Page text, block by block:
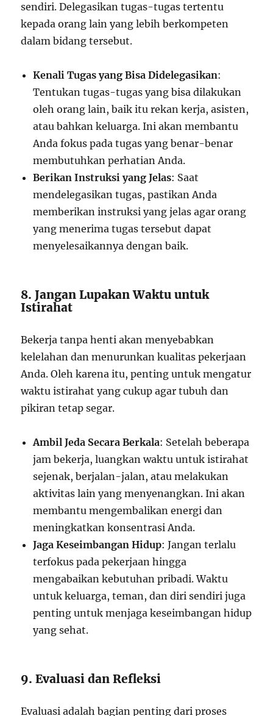
sendiri. Delegasikan tugas-tugas tertentu
kepada orang lain yang lebih berkompeten
dalam bidang tersebut.
Kenali Tugas yang Bisa Didelegasikan:
Tentukan tugas-tugas yang bisa dilakukan
oleh orang lain, baik itu rekan kerja, asisten,
atau bahkan keluarga. Ini akan membantu
Anda fokus pada tugas yang benar-benar
membutuhkan perhatian Anda.
Berikan Instruksi yang Jelas: Saat
mendelegasikan tugas, pastikan Anda
memberikan instruksi yang jelas agar orang
yang menerima tugas tersebut dapat
menyelesaikannya dengan baik.
8. Jangan Lupakan Waktu untuk
Istirahat
Bekerja tanpa henti akan menyebabkan
kelelahan dan menurunkan kualitas pekerjaan
Anda. Oleh karena itu, penting untuk mengatur
waktu istirahat yang cukup agar tubuh dan
pikiran tetap segar.
Ambil Jeda Secara Berkala: Setelah beberapa
jam bekerja, luangkan waktu untuk istirahat
sejenak, berjalan-jalan, atau melakukan
aktivitas lain yang menyenangkan. Ini akan
membantu mengembalikan energi dan
meningkatkan konsentrasi Anda.
Jaga Keseimbangan Hidup: Jangan terlalu
terfokus pada pekerjaan hingga
mengabaikan kebutuhan pribadi. Waktu
untuk keluarga, teman, dan diri sendiri juga
penting untuk menjaga keseimbangan hidup
yang sehat.
9. Evaluasi dan Refleksi
Evaluasi adalah bagian penting dari proses